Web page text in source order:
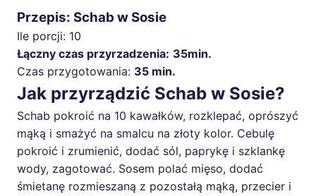
Przepis: Schab w Sosie
Ile porcji: 10
Łączny czas przyrzadzenia: 35min.
Czas przygotowania: 35 min.
Jak przyrządzić Schab w Sosie?
Schab pokroić na 10 kawałków, rozklepać, oprószyć
mąką i smażyć na smalcu na złoty kolor. Cebulę
pokroić i zrumienić, dodać sól, paprykę i szklankę
wody, zagotować. Sosem polać mięso, dodać
śmietanę rozmieszaną z pozostałą mąką, przecier i